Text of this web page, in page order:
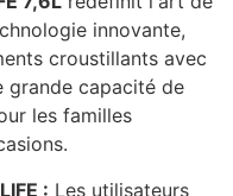
innovante,
croustillants avec
grande capacité de
les familles
: Les utilisateurs